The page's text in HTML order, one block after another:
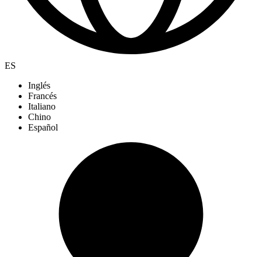
ES
Inglés
Francés
Italiano
Chino
Español